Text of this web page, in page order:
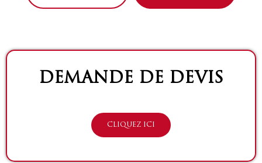
DEMANDE DE DEVIS
CLIQUEZ ICI